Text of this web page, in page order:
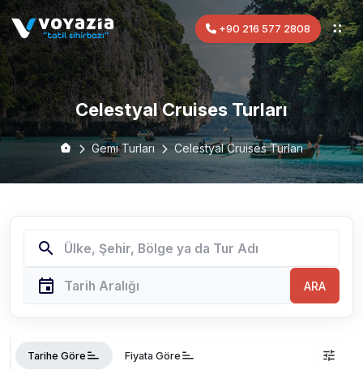
+90 216 577 2808
Celestyal Cruises Turları
Gemi Turları Celestyal Cruises Turları
search
event
ARA
Tarihe Göre sort Fiyata Göre sort tune